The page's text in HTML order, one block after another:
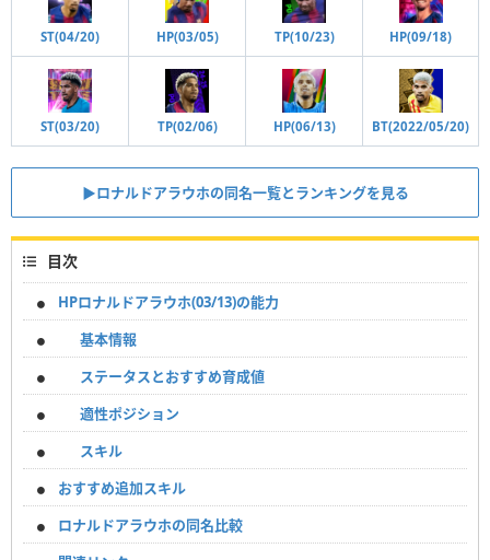
ST(04/20) HP(03/05) TP(10/23) HP(09/18)
ST(03/20) TP(02/06) HP(06/13) BT(2022/05/20)
▶︎ロナルドアラウホの同名一覧とランキングを見る
目次
HPロナルドアラウホ(03/13)の能力
基本情報
ステータスとおすすめ育成値
適性ポジション
スキル
おすすめ追加スキル
ロナルドアラウホの同名比較